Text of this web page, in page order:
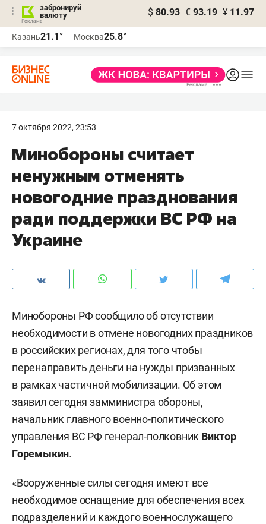
забронируй
валюту
$ 80.93 € 93.19 ¥ 11.97
Казань21.1° Москва25.8°
7 октября 2022, 23:53
Минобороны считает
ненужным отменять
новогодние празднования
ради поддержки ВС РФ на
Украине
Минобороны РФ сообщило об отсутствии
необходимости в отмене новогодних праздников
в российских регионах, для того чтобы
перенаправить деньги на нужды призванных
в рамках частичной мобилизации. Об этом
заявил сегодня замминистра обороны,
начальник главного военно-политического
управления ВС РФ генерал-полковник Виктор
Горемыкин.
«Вооруженные силы сегодня имеют все
необходимое оснащение для обеспечения всех
подразделений и каждого военнослужащего